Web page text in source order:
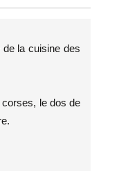
la cuisine des
le dos de